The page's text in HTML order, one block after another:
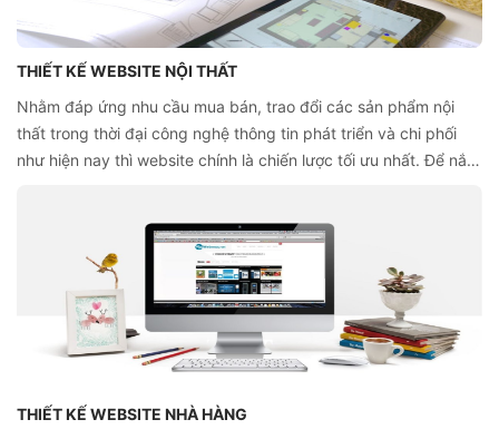
THIẾT KẾ WEBSITE NỘI THẤT
Nhằm đáp ứng nhu cầu mua bán, trao đổi các sản phẩm nội
thất trong thời đại công nghệ thông tin phát triển và chi phối
như hiện nay thì website chính là chiến lược tối ưu nhất. Để nắm
THIẾT KẾ WEBSITE NHÀ HÀNG